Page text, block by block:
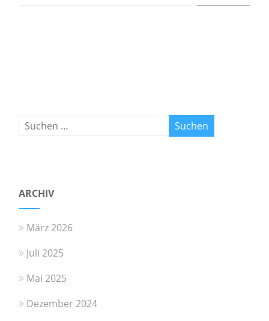
ARCHIV
März 2026
Juli 2025
Mai 2025
Dezember 2024